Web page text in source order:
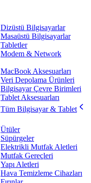
Dizüstü Bilgisayarlar
Masaüstü Bilgisayarlar
Tabletler
Modem & Network
MacBook Aksesuarları
Veri Depolama Ürünleri
Bilgisayar Çevre Birimleri
Tablet Aksesuarları
Tüm Bilgisayar & Tablet
Ütüler
Süpürgeler
Elektrikli Mutfak Aletleri
Mutfak Gereçleri
Yapı Aletleri
Hava Temizleme Cihazları